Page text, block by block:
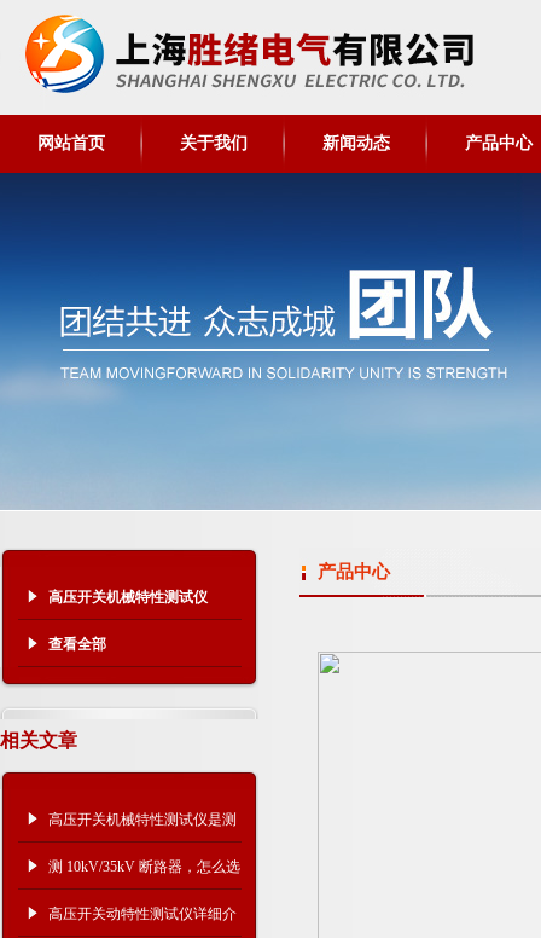
网站首页 关于我们 新闻动态 产品中心
高压开关机械特性测试仪
查看全部
相关文章
高压开关机械特性测试仪是测
什么的？主要作用是什么？
测 10kV/35kV 断路器，怎么选
高压开关机械特性测试仪？
高压开关动特性测试仪详细介
产品中心